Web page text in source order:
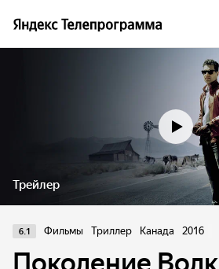
Трейлер
6.1 Фильмы Триллер Канада 2016
Поколение Волк